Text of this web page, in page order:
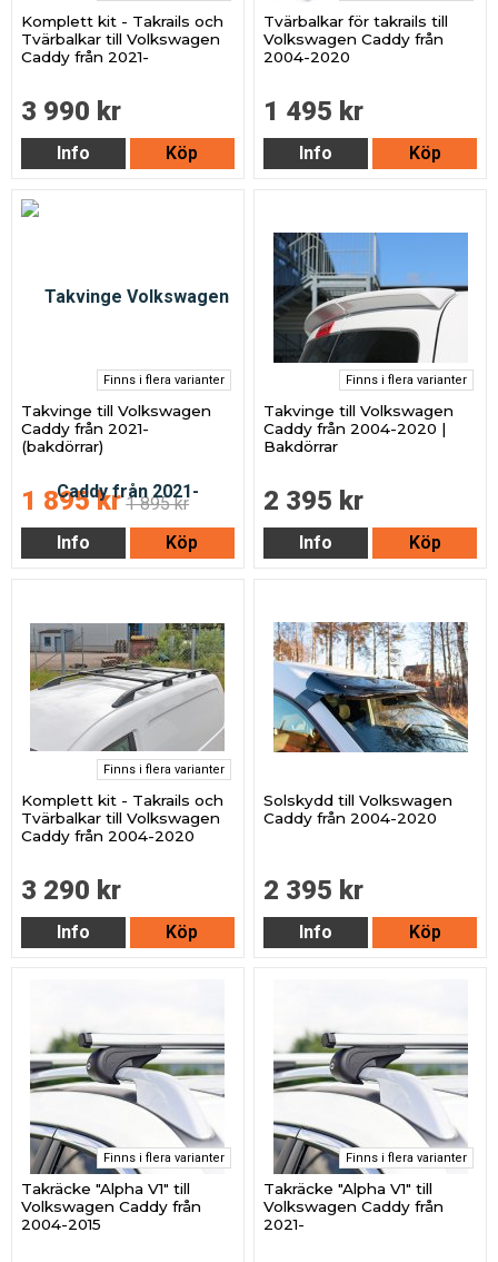
Komplett kit - Takrails och
Tvärbalkar till Volkswagen
Caddy från 2021-
3 990 kr
Info Köp
Tvärbalkar för takrails till
Volkswagen Caddy från
2004-2020
1 495 kr
Info Köp
Finns i flera varianter
Takvinge till Volkswagen
Caddy från 2021-
(bakdörrar)
1 895 kr 1 895 kr
Info
Köp
Finns i flera varianter
Takvinge till Volkswagen
Caddy från 2004-2020 |
Bakdörrar
2 395 kr
Info Köp
Finns i flera varianter
Komplett kit - Takrails och
Tvärbalkar till Volkswagen
Caddy från 2004-2020
3 290 kr
Info Köp
Solskydd till Volkswagen
Caddy från 2004-2020
2 395 kr
Info Köp
Finns i flera varianter
Takräcke "Alpha V1" till
Volkswagen Caddy från
2004-2015
Finns i flera varianter
Takräcke "Alpha V1" till
Volkswagen Caddy från
2021-